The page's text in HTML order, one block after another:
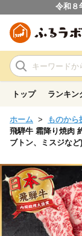
令和８
トップ ランキン
ホーム ものから
飛騨牛 霜降り焼肉
ブトン、ミスジなど